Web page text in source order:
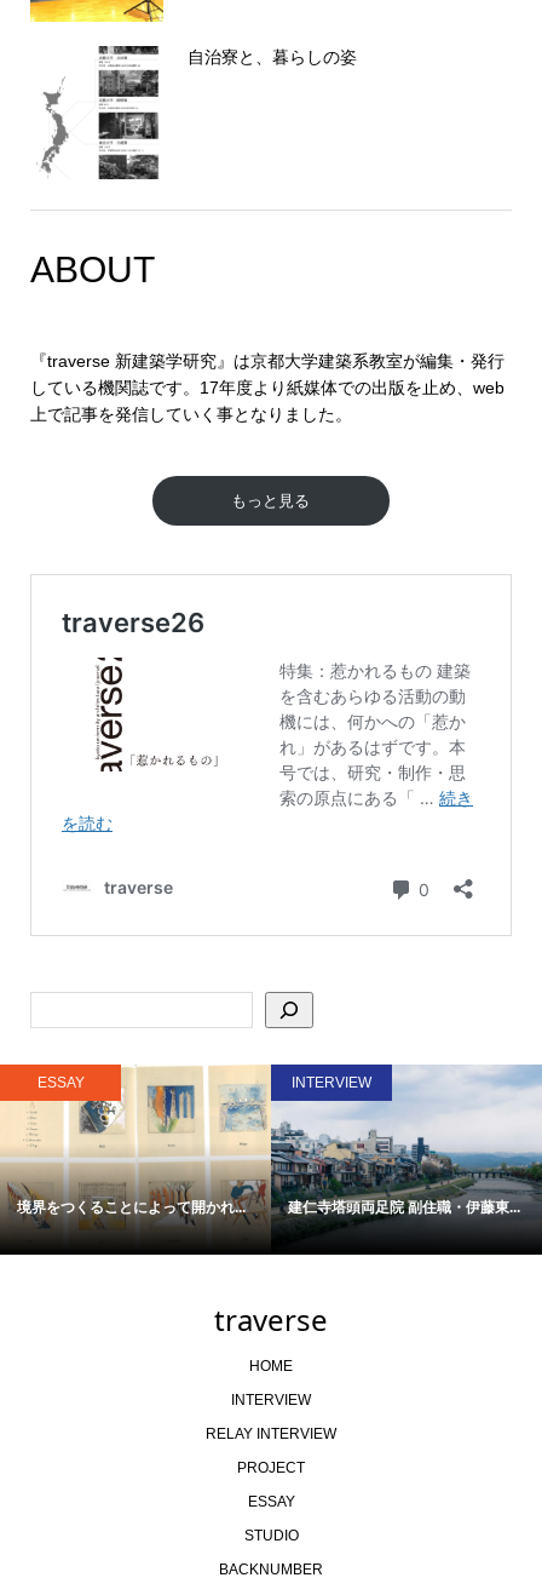
自治寮と、暮らしの姿
ABOUT
『traverse 新建築学研究』は京都大学建築系教室が編集・発行
している機関誌です。17年度より紙媒体での出版を止め、web
上で記事を発信していく事となりました。
もっと見る
ESSAY
境界をつくることによって開かれ...
INTERVIEW
建仁寺塔頭両足院 副住職・伊藤東...
traverse
HOME
INTERVIEW
RELAY INTERVIEW
PROJECT
ESSAY
STUDIO
BACKNUMBER